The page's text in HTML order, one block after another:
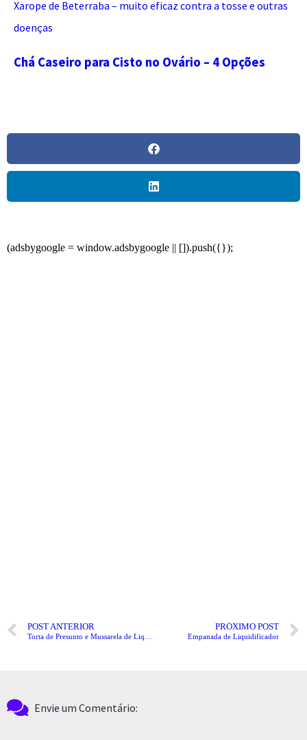
Xarope de Beterraba – muito eficaz contra a tosse e outras
doenças
Chá Caseiro para Cisto no Ovário – 4 Opções
(adsbygoogle = window.adsbygoogle || []).push({});
POST ANTERIOR
Torta de Presunto e Mussarela de Liquidificador
PRÓXIMO POST
Empanada de Liquidificador
Envie um Comentário: